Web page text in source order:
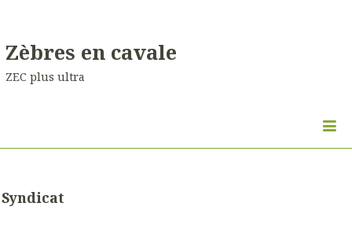
Zèbres en cavale
ZEC plus ultra
Syndicat